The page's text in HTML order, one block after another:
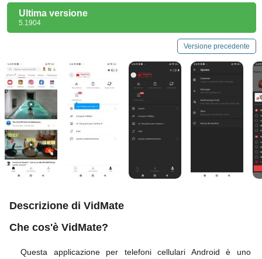
Ultima versione
5.1904
Versione precedente
Descrizione di VidMate
Che cos'è VidMate?
Questa applicazione per telefoni cellulari Android è uno